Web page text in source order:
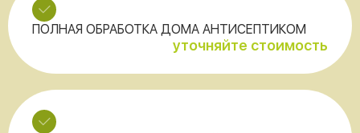
ПОЛНАЯ ОБРАБОТКА ДОМА АНТИСЕПТИКОМ
уточняйте стоимость